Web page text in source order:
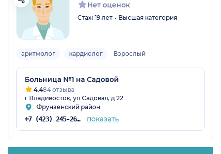
Нет оценок
Стаж 19 лет Высшая категория
аритмолог кардиолог Взрослый
Больница №1 на Садовой
4.484 отзыва
г Владивосток, ул Садовая, д 22
Фрунзенский район
+7 (423) 245-26-31 показать